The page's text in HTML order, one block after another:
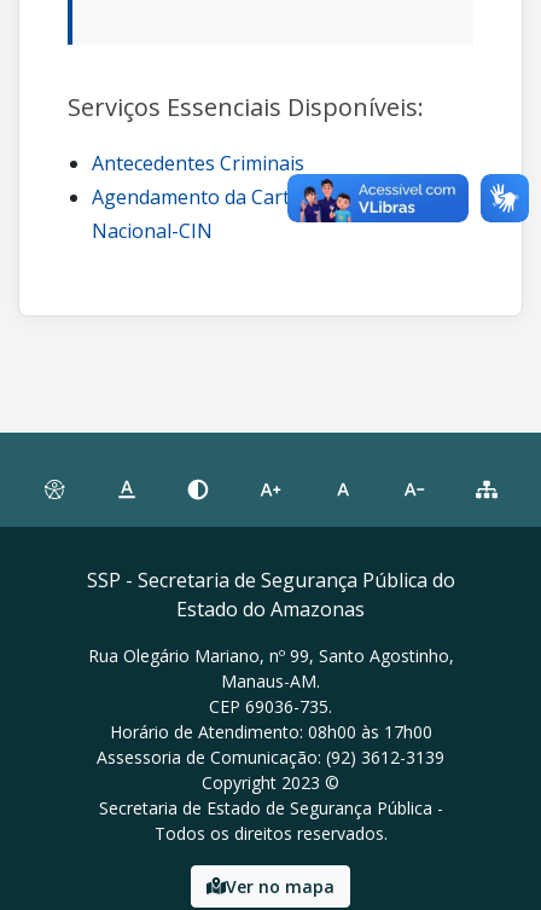
Serviços Essenciais Disponíveis:
Antecedentes Criminais
Agendamento da Carteira de Identidade
Nacional-CIN
SSP - Secretaria de Segurança Pública do
Estado do Amazonas
Rua Olegário Mariano, nº 99, Santo Agostinho,
Manaus-AM.
CEP 69036-735.
Horário de Atendimento: 08h00 às 17h00
Assessoria de Comunicação: (92) 3612-3139
Copyright 2023 ©
Secretaria de Estado de Segurança Pública -
Todos os direitos reservados.
Ver no mapa